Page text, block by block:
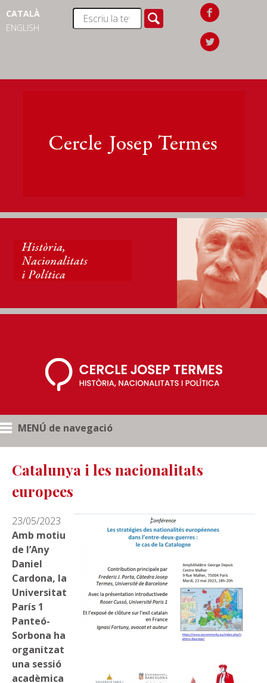
CATALÀ
ENGLISH
MENÚ de navegació
Catalunya i les nacionalitats
europees
23/05/2023
Amb motiu
de l’Any
Daniel
Cardona, la
Universitat
París 1
Panteó-
Sorbona ha
organitzat
una sessió
acadèmica